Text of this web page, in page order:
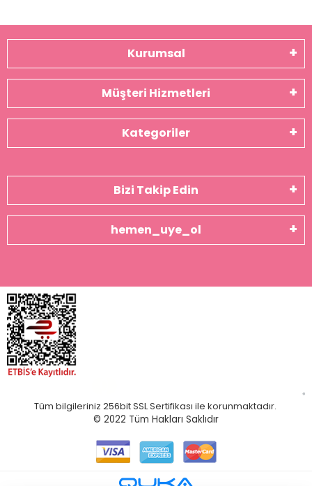
Kurumsal
Müşteri Hizmetleri
Kategoriler
Bizi Takip Edin
hemen_uye_ol
Tüm bilgileriniz 256bit SSL Sertifikası ile korunmaktadır.
© 2022 Tüm Hakları Saklıdır